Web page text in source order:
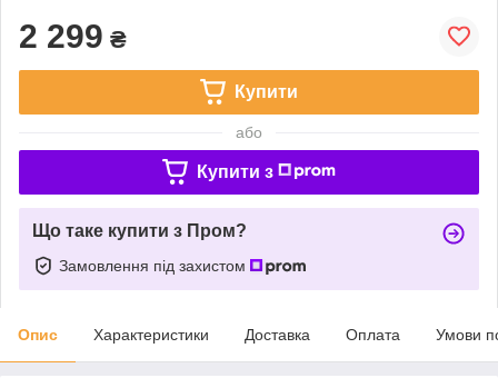
2 299 ₴
Купити
або
Купити з
Що таке купити з Пром?
Замовлення під захистом
Опис Характеристики Доставка Оплата Умови